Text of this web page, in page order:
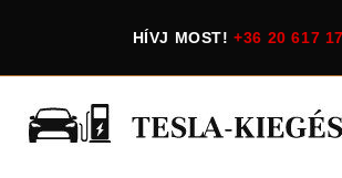
HÍVJ MOST!+36 20 617